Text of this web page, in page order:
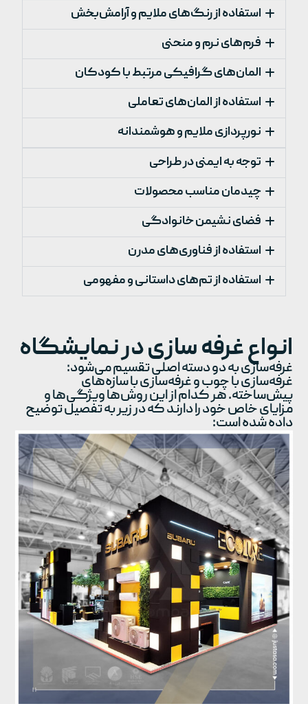
استفاده از رنگ‌های ملایم و آرامش‌بخش
فرم‌های نرم و منحنی
المان‌های گرافیکی مرتبط با کودکان
استفاده از المان‌های تعاملی
نورپردازی ملایم و هوشمندانه
توجه به ایمنی در طراحی
چیدمان مناسب محصولات
فضای نشیمن خانوادگی
استفاده از فناوری‌های مدرن
استفاده از تم‌های داستانی و مفهومی
انواع غرفه سازی در نمایشگاه
غرفه‌سازی به دو دسته اصلی تقسیم می‌شود:
غرفه‌سازی با چوب و غرفه‌سازی با سازه‌های
پیش‌ساخته. هر کدام از این روش‌ها ویژگی‌ها و
مزایای خاص خود را دارند که در زیر به تفصیل توضیح
داده شده است: